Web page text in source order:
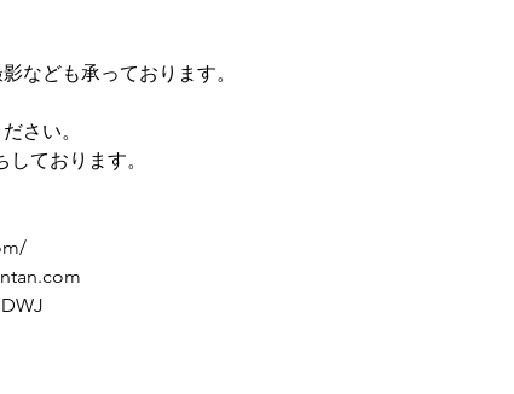
なども承っております。
さい。
ております。